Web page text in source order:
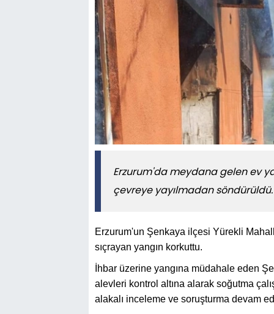
​​​​​​​Erzurum'da meydana gelen ev
çevreye yayılmadan söndürüldü.
Erzurum'un Şenkaya ilçesi Yürekli
sıçrayan yangın korkuttu.
İhbar üzerine yangına müdahale eden
alevleri kontrol altına alarak soğutma
alakalı inceleme ve soruşturma devam